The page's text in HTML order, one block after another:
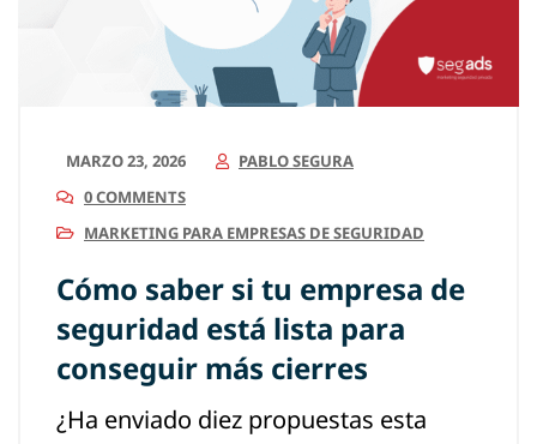
MARZO 23, 2026
PABLO SEGURA
0 COMMENTS
MARKETING PARA EMPRESAS DE SEGURIDAD
Cómo saber si tu empresa de
seguridad está lista para
conseguir más cierres
¿Ha enviado diez propuestas esta